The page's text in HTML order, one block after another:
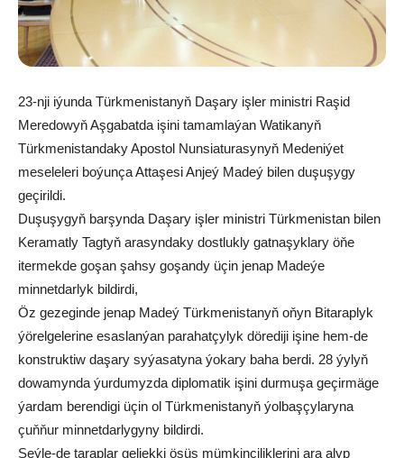
23-nji iýunda Türkmenistanyň Daşary işler ministri Raşid
Meredowyň Aşgabatda işini tamamlaýan Watikanyň
Türkmenistandaky Apostol Nunsiaturasynyň Medeniýet
meseleleri boýunça Attaşesi Anjeý Madeý bilen duşuşygy
geçirildi.
Duşuşygyň barşynda Daşary işler ministri Türkmenistan bilen
Keramatly Tagtyň arasyndaky dostlukly gatnaşyklary öňe
itermekde goşan şahsy goşandy üçin jenap Madeýe
minnetdarlyk bildirdi,
Öz gezeginde jenap Madeý Türkmenistanyň oňyn Bitaraplyk
ýörelgelerine esaslanýan parahatçylyk dörediji işine hem-de
konstruktiw daşary syýasatyna ýokary baha berdi. 28 ýylyň
dowamynda ýurdumyzda diplomatik işini durmuşa geçirmäge
ýardam berendigi üçin ol Türkmenistanyň ýolbaşçylaryna
çuňňur minnetdarlygyny bildirdi.
Şeýle-de taraplar geljekki ösüş mümkinçiliklerini ara alyp